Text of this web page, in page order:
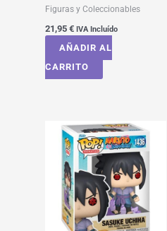
Figuras y Coleccionables
21,95 € IVA Incluído
AÑADIR AL
CARRITO